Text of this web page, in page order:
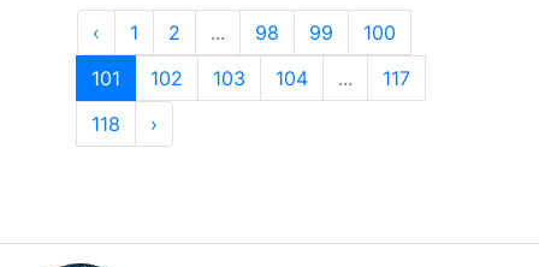
‹ 1 2 ... 98 99
100
101
102 103 104 ...
117
118
›